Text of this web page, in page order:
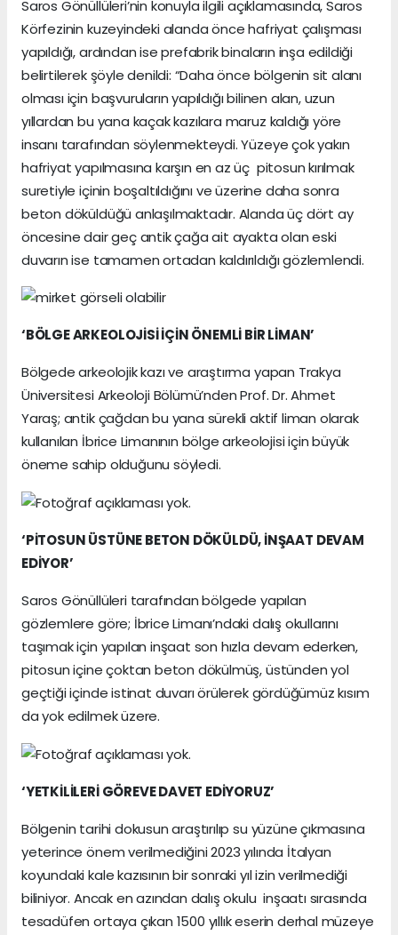
Saros Gönüllüleri’nin konuyla ilgili açıklamasında, Saros
Körfezinin kuzeyindeki alanda önce hafriyat çalışması
yapıldığı, ardından ise prefabrik binaların inşa edildiği
belirtilerek şöyle denildi: “Daha önce bölgenin sit alanı
olması için başvuruların yapıldığı bilinen alan, uzun
yıllardan bu yana kaçak kazılara maruz kaldığı yöre
insanı tarafından söylenmekteydi. Yüzeye çok yakın
hafriyat yapılmasına karşın en az üç pitosun kırılmak
suretiyle içinin boşaltıldığını ve üzerine daha sonra
beton döküldüğü anlaşılmaktadır. Alanda üç dört ay
öncesine dair geç antik çağa ait ayakta olan eski
duvarın ise tamamen ortadan kaldırıldığı gözlemlendi.
‘BÖLGE ARKEOLOJİSİ İÇİN ÖNEMLİ BİR LİMAN’
Bölgede arkeolojik kazı ve araştırma yapan Trakya
Üniversitesi Arkeoloji Bölümü’nden Prof. Dr. Ahmet
Yaraş; antik çağdan bu yana sürekli aktif liman olarak
kullanılan İbrice Limanının bölge arkeolojisi için büyük
öneme sahip olduğunu söyledi.
‘PİTOSUN ÜSTÜNE BETON DÖKÜLDÜ, İNŞAAT DEVAM
EDİYOR’
Saros Gönüllüleri tarafından bölgede yapılan
gözlemlere göre; İbrice Limanı’ndaki dalış okullarını
taşımak için yapılan inşaat son hızla devam ederken,
pitosun içine çoktan beton dökülmüş, üstünden yol
geçtiği içinde istinat duvarı örülerek gördüğümüz kısım
da yok edilmek üzere.
‘YETKİLİLERİ GÖREVE DAVET EDİYORUZ’
Bölgenin tarihi dokusun araştırılıp su yüzüne çıkmasına
yeterince önem verilmediğini 2023 yılında İtalyan
koyundaki kale kazısının bir sonraki yıl izin verilmediği
biliniyor. Ancak en azından dalış okulu inşaatı sırasında
tesadüfen ortaya çıkan 1500 yıllık eserin derhal müzeye